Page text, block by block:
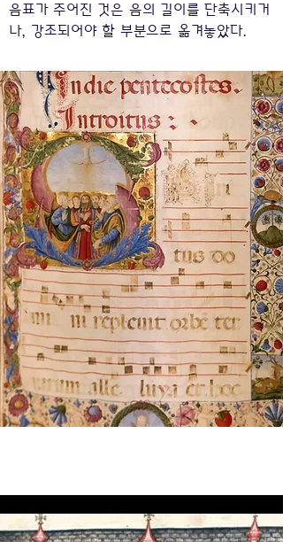
음표가 주어진 것은 음의 길이를 단축시키거
나, 강조되어야 할 부분으로 옮겨놓았다.